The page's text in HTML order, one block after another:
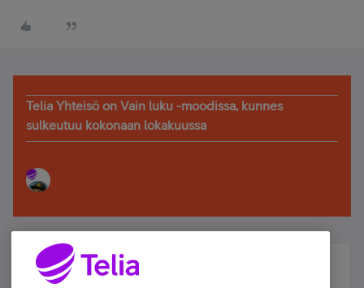
Telia Yhteisö on Vain luku -moodissa, kunnes
sulkeutuu kokonaan lokakuussa
Älä jää paitsi – osallistu ja voita!